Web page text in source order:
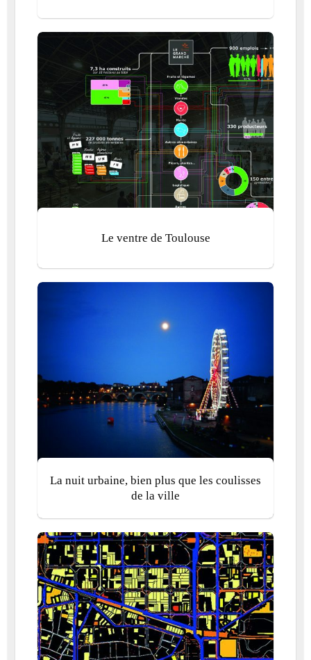
Le ventre de Toulouse
La nuit urbaine, bien plus que les coulisses
de la ville